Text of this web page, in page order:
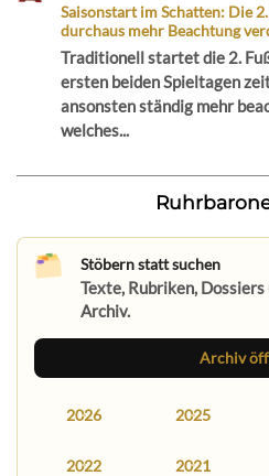
Saisonstart im Schatten: Die
durchaus mehr Beachtung
Traditionell startet die 2.
ersten beiden Spieltagen
ansonsten ständig mehr
welches...
Stöbern statt suchen
Texte, Rubriken,
Archiv.
Archiv
2026 2025
2022 2021